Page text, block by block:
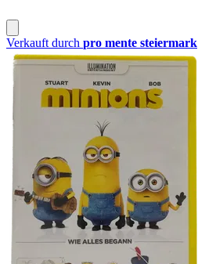
Verkauft durch pro mente steiermark